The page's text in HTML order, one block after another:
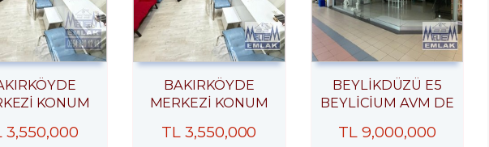
KONUM
DÜKKAN
3,550,000
BAKIRKÖYDE
MERKEZİ KONUM
SATILIK DÜKKAN
TL 3,550,000
BEYLİKDÜZÜ E5
BEYLİCİUM AVM DE
MAĞAZA
TL 9,000,000